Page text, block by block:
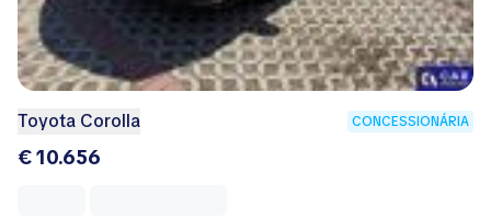
Toyota Corolla CONCESSIONÁRIA
€ 10.656